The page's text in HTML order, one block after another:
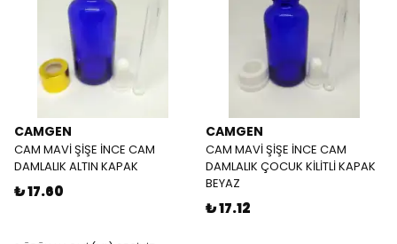
CAMGEN
CAM MAVİ ŞİŞE İNCE CAM
DAMLALIK ALTIN KAPAK
₺ 17.60
CAMGEN
CAM MAVİ ŞİŞE İNCE CAM
DAMLALIK ÇOCUK KİLİTLİ KAPAK
BEYAZ
₺ 17.12